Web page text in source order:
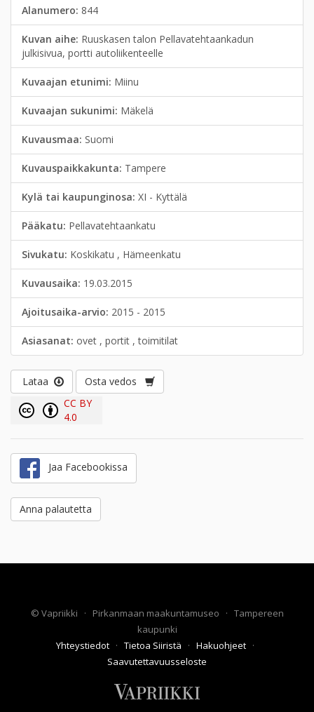
Alanumero: 844
Kuvan aihe: Ruuskasen talon Pellavatehtaankadun
julkisivua, portti autoliikenteelle
Kuvaajan etunimi: Miinu
Kuvaajan sukunimi: Mäkelä
Kuvausmaa: Suomi
Kuvauspaikkakunta: Tampere
Kylä tai kaupunginosa: XI - Kyttälä
Pääkatu: Pellavatehtaankatu
Sivukatu: Koskikatu , Hämeenkatu
Kuvausaika: 19.03.2015
Ajoitusaika-arvio: 2015 - 2015
Asiasanat: ovet , portit , toimitilat
Lataa
Osta vedos
CC BY
4.0
Jaa Facebookissa
Anna palautetta
© Vapriikki · Pirkanmaan maakuntamuseo · Tampereen
kaupunki
Yhteystiedot · Tietoa Siiristä · Hakuohjeet ·
Saavutettavuusseloste